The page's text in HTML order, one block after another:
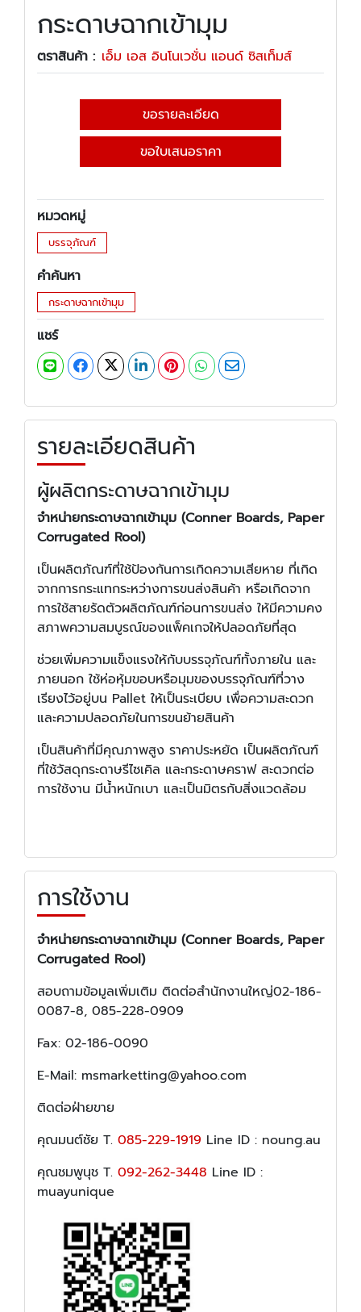
กระดาษฉากเข้ามุม
ตราสินค้า : เอ็ม เอส อินโนเวชั่น แอนด์ ซิสเท็มส์
ขอรายละเอียด
ขอใบเสนอราคา
หมวดหมู่
บรรจุภัณฑ์
คำค้นหา
กระดาษฉากเข้ามุม
แชร์
รายละเอียดสินค้า
ผู้ผลิตกระดาษฉากเข้ามุม
จำหน่ายกระดาษฉากเข้ามุม (Conner Boards, Paper
Corrugated Rool)
เป็นผลิตภัณฑ์ที่ใช้ป้องกันการเกิดความเสียหาย ที่เกิด
จากการกระแทกระหว่างการขนส่งสินค้า หรือเกิดจาก
การใช้สายรัดตัวผลิตภัณฑ์ก่อนการขนส่ง ให้มีความคง
สภาพความสมบูรณ์ของแพ็คเกจให้ปลอดภัยที่สุด
ช่วยเพิ่มความแข็งแรงให้กับบรรจุภัณฑ์ทั้งภายใน และ
ภายนอก ใช้ห่อหุ้มขอบหรือมุมของบรรจุภัณฑ์ที่วาง
เรียงไว้อยู่บน Pallet ให้เป็นระเบียบ เพื่อความสะดวก
และความปลอดภัยในการขนย้ายสินค้า
เป็นสินค้าที่มีคุณภาพสูง ราคาประหยัด เป็นผลิตภัณฑ์
ที่ใช้วัสดุกระดาษรีไซเคิล และกระดาษคราฟ สะดวกต่อ
การใช้งาน มีน้ำหนักเบา และเป็นมิตรกับสิ่งแวดล้อม
การใช้งาน
จำหน่ายกระดาษฉากเข้ามุม (Conner Boards, Paper
Corrugated Rool)
สอบถามข้อมูลเพิ่มเติม ติดต่อสำนักงานใหญ่02-186-
0087-8, 085-228-0909
Fax: 02-186-0090
E-Mail: msmarketting@yahoo.com
ติดต่อฝ่ายขาย
คุณมนต์ชัย T. 085-229-1919 Line ID : noung.au
คุณชมพูนุช T. 092-262-3448 Line ID :
muayunique